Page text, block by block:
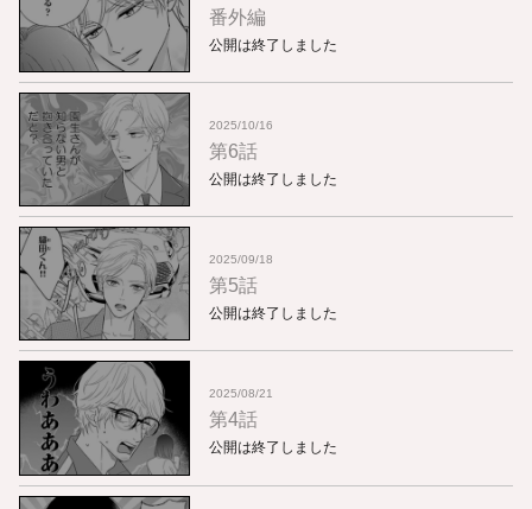
番外編
公開は終了しました
2025/10/16
第6話
公開は終了しました
2025/09/18
第5話
公開は終了しました
2025/08/21
第4話
公開は終了しました